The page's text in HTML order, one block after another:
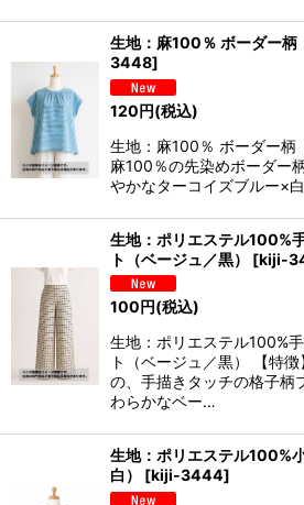
生地：麻100％ ボーダー柄
3448]
120円(税込)
生地：麻100％ ボーダー柄
麻100％の先染めボーダー
やかなターコイズブルー×
生地：ポリエステル100%
ト（ベージュ／黒）
[kiji-
100円(税込)
生地：ポリエステル100%
ト（ベージュ／黒） 【特
の、手描きタッチの格子柄
わらかなベー…
生地：ポリエステル100%
白）
[kiji-3444]